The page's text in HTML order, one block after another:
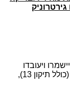
ויעובדו
בהתאם לחוק הגנת הפרטיות, התשמ"א–1981 (כולל תיקון 13),